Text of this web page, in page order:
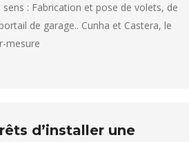
: Fabrication et pose de volets, de
de garage.. Cunha et Castera, le
mesure
d’installer une